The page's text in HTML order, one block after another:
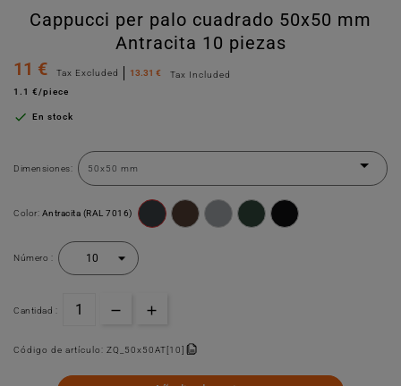
Cappucci per palo cuadrado 50x50 mm
Antracita 10 piezas
11 €
Tax Excluded 13.31 €
Tax Included
1.1 €/piece
 En stock
Dimensiones:
Color: Antracita (RAL 7016)
Número :
Cantidad :
Código de artículo: ZQ_50x50AT[10]